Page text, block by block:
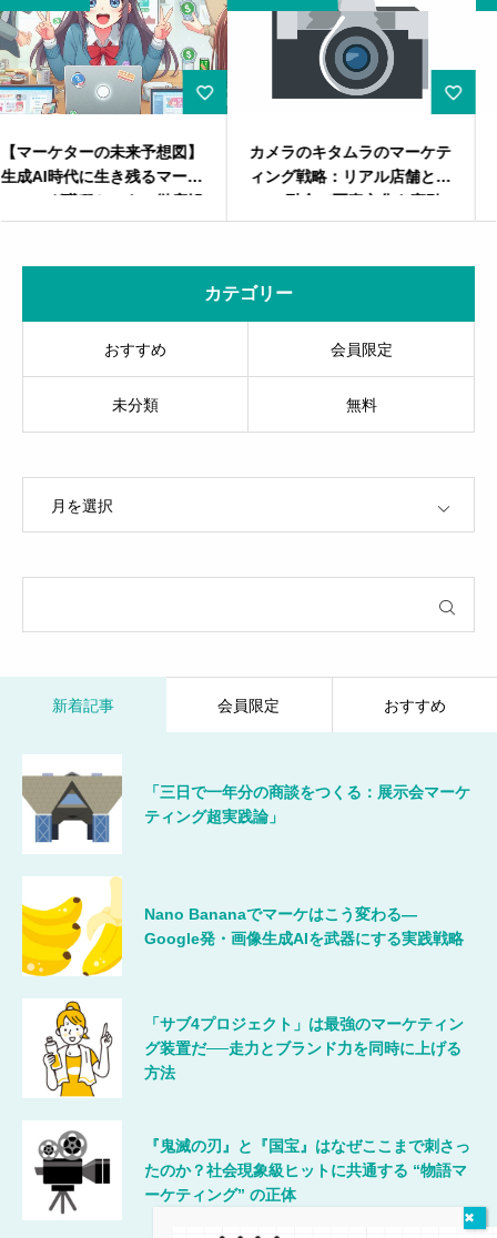
カメラのキタムラのマーケテ
ィング戦略：リアル店舗と
ECの融合で写真文化を牽引
スポーツビジネスにおける
ーケティング戦略：市場分
から引退後のセカンドキャ
アまで
カテゴリー
おすすめ 会員限定
未分類 無料
新着記事 会員限定 おすすめ
「三日で一年分の商談をつくる：展示会マーケ
ティング超実践論」
Nano Bananaでマーケはこう変わる―
Google発・画像生成AIを武器にする実践戦略
「サブ4プロジェクト」は最強のマーケティン
グ装置だ──走力とブランド力を同時に上げる
方法
『鬼滅の刃』と『国宝』はなぜここまで刺さっ
たのか？社会現象級ヒットに共通する “物語マ
ーケティング” の正体